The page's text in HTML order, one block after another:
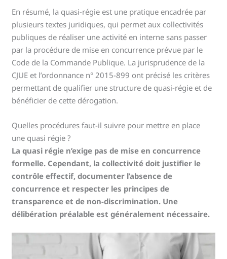
En résumé, la quasi-régie est une pratique encadrée par
plusieurs textes juridiques, qui permet aux collectivités
publiques de réaliser une activité en interne sans passer
par la procédure de mise en concurrence prévue par le
Code de la Commande Publique. La jurisprudence de la
CJUE et l’ordonnance n° 2015-899 ont précisé les critères
permettant de qualifier une structure de quasi-régie et de
bénéficier de cette dérogation.
Quelles procédures faut-il suivre pour mettre en place
une quasi régie ?
La quasi régie n’exige pas de mise en concurrence
formelle. Cependant, la collectivité doit justifier le
contrôle effectif, documenter l’absence de
concurrence et respecter les principes de
transparence et de non-discrimination. Une
délibération préalable est généralement nécessaire.